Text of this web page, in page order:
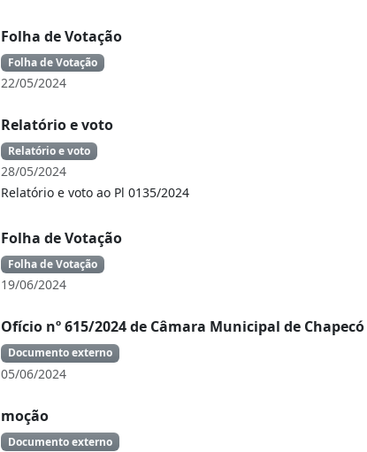
Folha de Votação
Folha de Votação
22/05/2024
Relatório e voto
Relatório e voto
28/05/2024
Relatório e voto ao Pl 0135/2024
Folha de Votação
Folha de Votação
19/06/2024
Ofício nº 615/2024 de Câmara Municipal de Chapecó
Documento externo
05/06/2024
moção
Documento externo